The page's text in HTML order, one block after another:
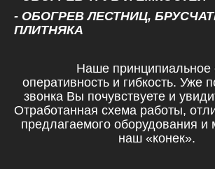
- ОБОГРЕВ ЛЕСТНИЦ,
ПЛИТНЯКА
Наше принципиальное
оперативность и гибкость. Уже
звонка Вы почувствуете и
Отработанная схема работы,
предлагаемого оборудования и
наш «конек».